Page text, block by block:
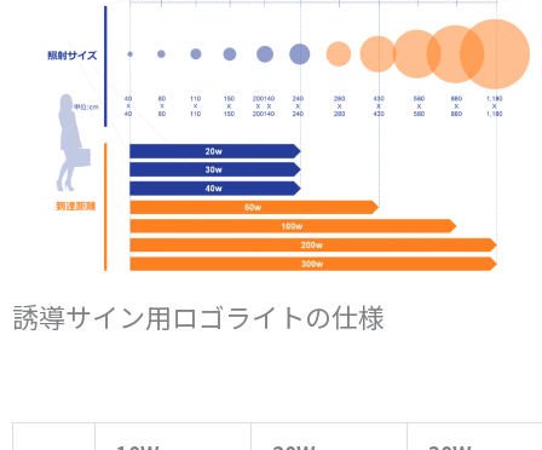
誘導サイン用ロゴライトの仕様